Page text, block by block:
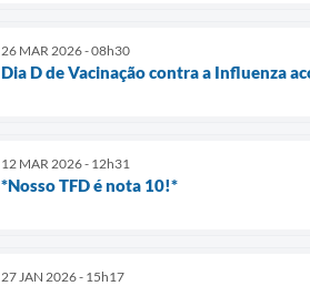
26 MAR 2026 - 08h30
Dia D de Vacinação contra a Influenza
12 MAR 2026 - 12h31
*Nosso TFD é nota 10!*
27 JAN 2026 - 15h17